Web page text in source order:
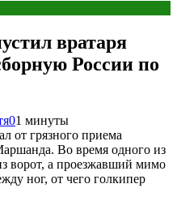
вратаря
России по
01 минуты
от грязного приема
Во время одного из
ворот, а проезжавший мимо
ног, от чего голкипер